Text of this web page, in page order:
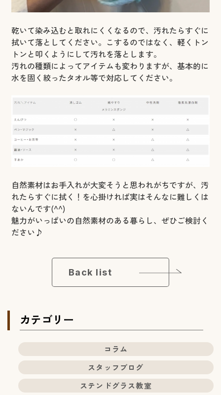
カテゴリー
コラム
スタッフブログ
ステンドグラス教室
乾いて染み込むと取れにくくなるので、汚れたらすぐに
拭いて落としてください。こするのではなく、軽くトン
トンと叩くようにして汚れを落とします。
汚れの種類によってアイテムも変わりますが、基本的に
水を固く絞ったタオル等で対応してください。
自然素材はお手入れが大変そうと思われがちですが、汚
れたらすぐに拭く！を心掛ければ実はそんなに難しくは
ないんです(^^)
魅力がいっぱいの自然素材のある暮らし、ぜひご検討く
ださい♪
Back list